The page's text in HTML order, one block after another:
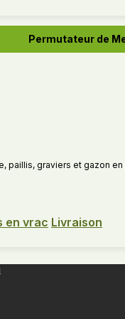
Permutateur de
paillis, graviers et gazon
en vrac Livraison